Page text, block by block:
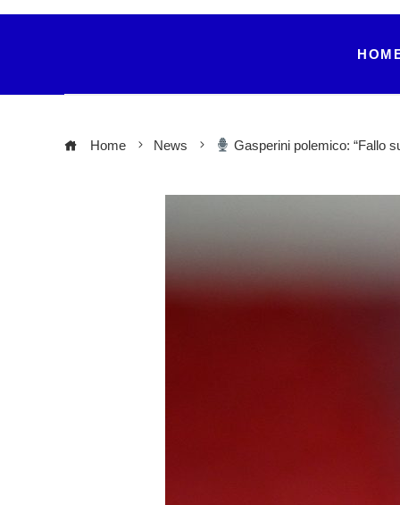
Home News Gasperini polemico: “Fallo